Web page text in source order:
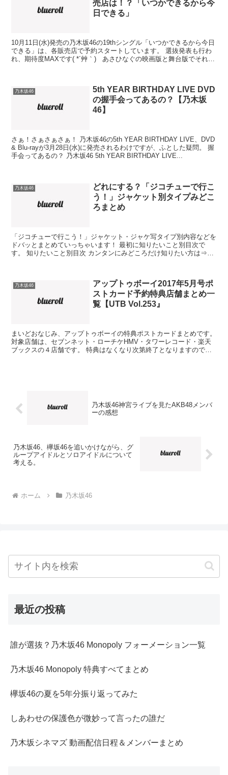
売店は！？「いつかできるから今
日できる」
10月11日(水)発売の乃木坂46の19thシングル「いつかできるから今日
できる」は、各販売店で予約スタートしています。 選抜発表も行わ
れ、期待度MAXです( *´艸｀) あさひなぐの映画版と舞台版でそれぞ
乃木坂46
5th YEAR BIRTHDAY LIVE DVD
の握手会ってあるの？【乃木坂
46】
さぁ！さぁさぁさぁ！ 乃木坂46の5th YEAR BIRTHDAY LIVE、DVD
& Blu-rayが3月28日(水)に発売されるわけですが、ふとした疑問。 握
手会ってあるの？ 乃木坂46 5th YEAR BIRTHDAY LIVE...
乃木坂46
どれにする？「ジコチューで行こ
う！」ジャケット別タイプみどこ
ろまとめ
「ジコチューで行こう！」ジャケット・ジャケ写タイプ別内容などを
ドバッとまとめていっちゃいます！ 最初に知りたいこと別目次で
す。 知りたいこと別目次 カンタンにみどころだけ知りたい方は⇒み
乃木坂46
アップトゥボーイ2017年5月号ポ
ストカード予約特典店舗まとめ一
覧【UTB Vol.253』
まいどおなじみ、アップトゥボーイの特典ポストカードまとめです。
対象店舗は、セブンネット・ローチケHMV・タワーレコード・楽天
ブックスの４店舗です。 特典はなくなり次第終了となりますので、
乃木坂46神宮ライブを見たAKB48メンバ
ーの感想
乃木坂46、欅坂46を追いかけながら、グ
ループアイドルとソロアイドルについて
考える。
ホーム 乃木坂46
最近の投稿
誰が選抜？乃木坂46 Monopoly フォーメーション一覧
乃木坂46 Monopoly 特典すべてまとめ
欅坂46の夏を5年分振り返ってみた
しあわせの保護色が微妙って言ったの誰だ
乃木坂シネマズ 動画配信日程＆メンバーまとめ